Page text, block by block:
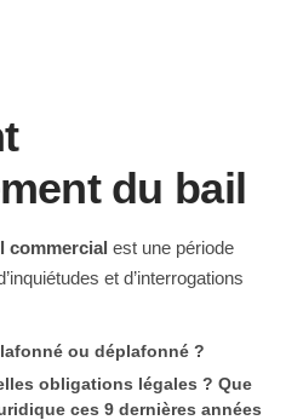
du bail
commercial est une période
et d’interrogations
ou déplafonné ?
obligations légales ? Que
ces 9 dernières années